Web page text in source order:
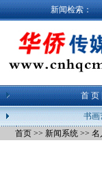
新闻检索：
首 页
书画
首页 >> 新闻系统 >> 名